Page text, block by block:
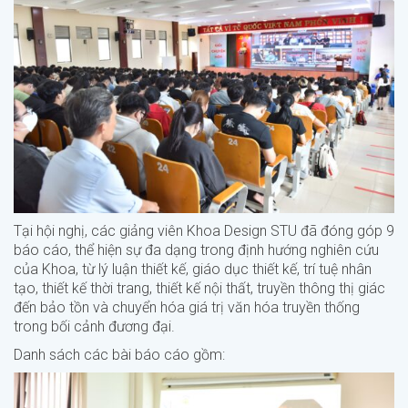
Tại hội nghị, các giảng viên Khoa Design STU đã đóng góp 9
báo cáo, thể hiện sự đa dạng trong định hướng nghiên cứu
của Khoa, từ lý luận thiết kế, giáo dục thiết kế, trí tuệ nhân
tạo, thiết kế thời trang, thiết kế nội thất, truyền thông thị giác
đến bảo tồn và chuyển hóa giá trị văn hóa truyền thống
trong bối cảnh đương đại.
Danh sách các bài báo cáo gồm: